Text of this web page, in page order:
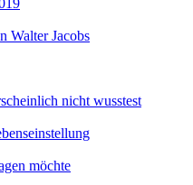
Walter Jacobs
nicht wusstest
möchte